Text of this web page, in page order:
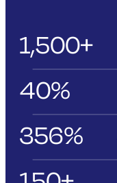
1,500+
40%
356%